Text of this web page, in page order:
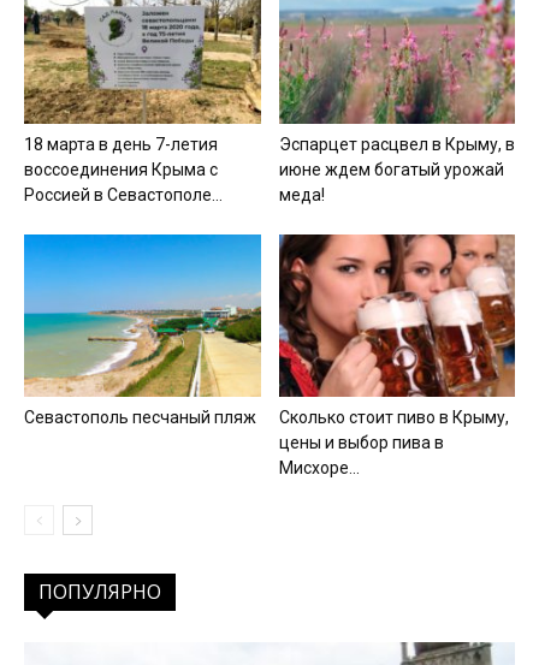
18 марта в день 7-летия
воссоединения Крыма с
Россией в Севастополе...
Эспарцет расцвел в Крыму, в
июне ждем богатый урожай
меда!
Севастополь песчаный пляж
Сколько стоит пиво в Крыму,
цены и выбор пива в
Мисхоре...
ПОПУЛЯРНО